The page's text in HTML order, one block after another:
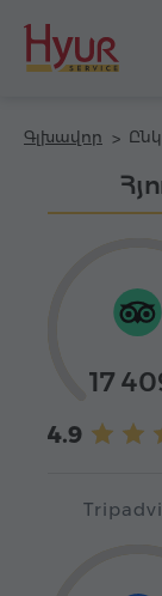
Գլխավոր
17
4.9